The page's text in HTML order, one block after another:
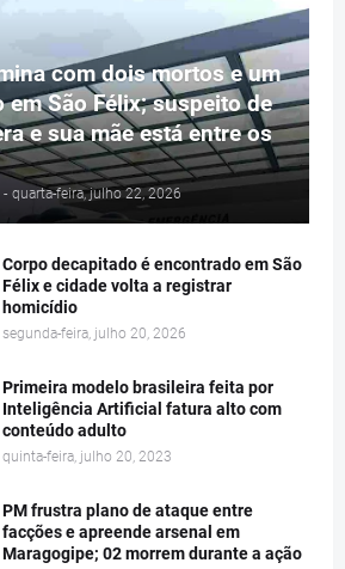
com dois mortos e um
São Félix; suspeito de
e sua mãe está entre os
- quarta-feira, julho 22, 2026
Corpo decapitado é encontrado em São
Félix e cidade volta a registrar
homicídio
segunda-feira, julho 20, 2026
Primeira modelo brasileira feita por
Inteligência Artificial fatura alto com
conteúdo adulto
quinta-feira, julho 20, 2023
PM frustra plano de ataque entre
facções e apreende arsenal em
Maragogipe; 02 morrem durante a ação